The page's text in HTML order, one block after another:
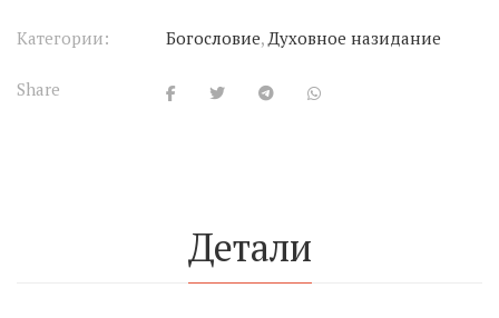
Категории: Богословие, Духовное назидание
Share
Детали